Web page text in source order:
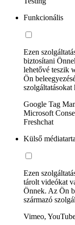
Funkcionális
Ezen
biztosítani
lehetővé teszik
Ön
Google Tag
Microsoft
Freshchat
Külső
Ezen
tárolt videókat
Önnek. Az Ön
származó
Vimeo,